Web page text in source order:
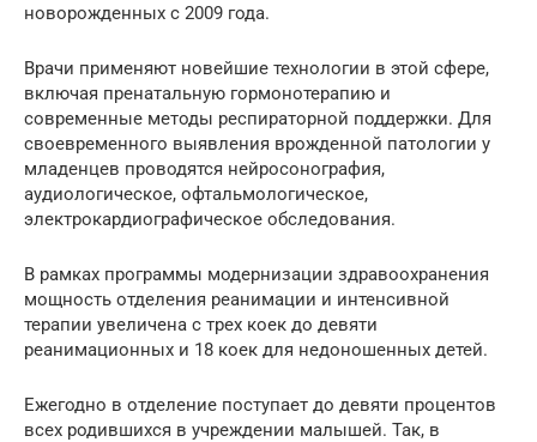
новорожденных с 2009 года.
Врачи применяют новейшие технологии в этой сфере,
включая пренатальную гормонотерапию и
современные методы респираторной поддержки. Для
своевременного выявления врожденной патологии у
младенцев проводятся нейросонография,
аудиологическое, офтальмологическое,
электрокардиографическое обследования.
В рамках программы модернизации здравоохранения
мощность отделения реанимации и интенсивной
терапии увеличена с трех коек до девяти
реанимационных и 18 коек для недоношенных детей.
Ежегодно в отделение поступает до девяти процентов
всех родившихся в учреждении малышей. Так, в